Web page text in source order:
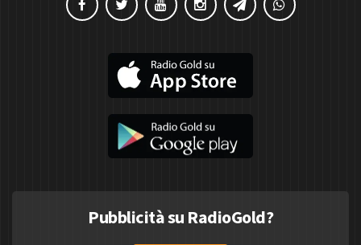
Pubblicità su RadioGold?